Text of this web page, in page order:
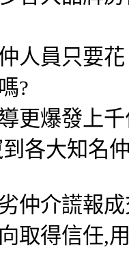
人員只要
?
更爆發上
各大知名
仲介謊報
取得信任,